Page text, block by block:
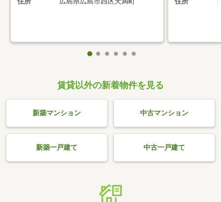
賃貸以外の新着物件を見る
新築マンション 中古マンション
新築一戸建て 中古一戸建て